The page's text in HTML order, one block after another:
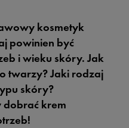
kosmetyk
powinien być
i wieku skóry. Jak
twarzy? Jaki rodzaj
skóry?
dobrać krem